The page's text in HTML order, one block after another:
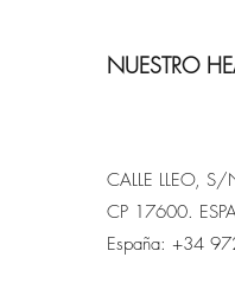
NUESTRO
CALLE LLEO, S/
CP 17600.
España: +34